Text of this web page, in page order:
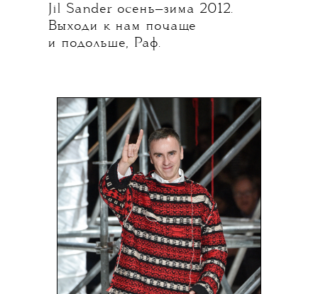
Jil Sander осень—зима 2012.
Выходи к нам почаще
и подольше, Раф.